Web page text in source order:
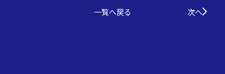
一覧へ戻る 次へ